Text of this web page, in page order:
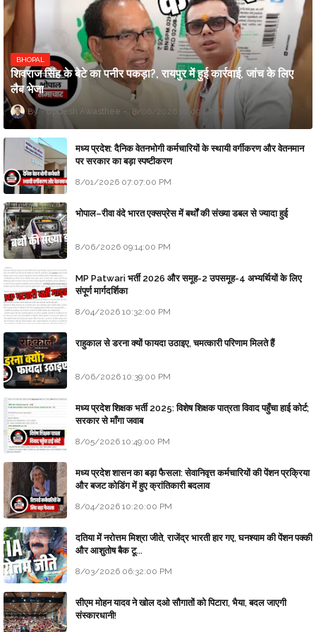
BHOPAL
शिवराज सिंह के बेटे का पनीर पकड़ा?, रायपुर में हुई कार्रवाई, जांच के लिए
लैब भेजा
Updesh Awasthee 8/06/2026 10:09:00 PM
मध्य प्रदेश: दैनिक वेतनभोगी कर्मचारियों के स्थायी वर्गीकरण और वेतनमान
पर सरकार का बड़ा स्पष्टीकरण
8/01/2026 07:07:00 PM
भोपाल–रीवा वंदे भारत एक्सप्रेस में बर्थों की संख्या डबल से ज्यादा हुई
8/06/2026 09:14:00 PM
MP Patwari भर्ती 2026 और समूह-2 उपसमूह-4 अभ्यर्थियों के लिए
संपूर्ण मार्गदर्शिका
8/04/2026 10:32:00 PM
राहुकाल से डरना क्यों फायदा उठाइए, चमत्कारी परिणाम मिलते हैं
8/06/2026 10:39:00 PM
मध्य प्रदेश शिक्षक भर्ती 2025: विशेष शिक्षक पात्रता विवाद पहुँचा हाई कोर्ट;
सरकार से माँगा जवाब
8/05/2026 10:49:00 PM
मध्य प्रदेश शासन का बड़ा फैसला: सेवानिवृत्त कर्मचारियों की पेंशन प्रक्रिया
और बजट कोडिंग में हुए क्रांतिकारी बदलाव
8/04/2026 10:20:00 PM
दतिया में नरोत्तम मिश्रा जीते, राजेंद्र भारती हार गए, घनश्याम की पेंशन पक्की
और आशुतोष बैक टू...
8/03/2026 06:32:00 PM
सीएम मोहन यादव ने खोल दओ सौगातों को पिटारा, भैया, बदल जाएगी
संस्कारधानी!